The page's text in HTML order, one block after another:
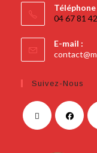
Téléphone
04 67 81
E-mail :
Suivez-Nous